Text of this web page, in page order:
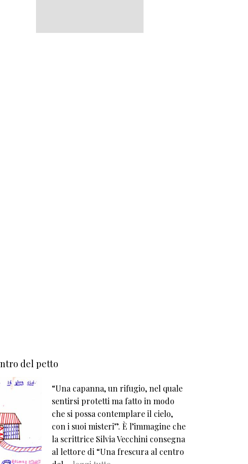
del petto
“Una capanna, un rifugio, nel quale
sentirsi protetti ma fatto in modo
che si possa contemplare il cielo,
con i suoi misteri”. È l’immagine che
la scrittrice Silvia Vecchini consegna
al lettore di “Una frescura al centro